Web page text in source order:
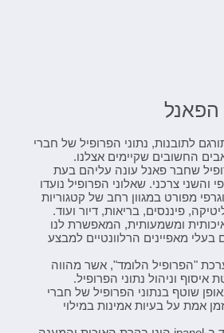
הפאנל
לתובנות, נתוני הפרופיל של חברי
שחבר פאנל עונה עליהם בעת
והשני צרכני. שאלוני הפרופיל נועדו
מפורט במגוון רחב של קטגוריות
פיננסים, בריאות, דיור ועוד.
ומשמעותית, המאפשרת לנו
מאפיינים הרלוונטיים למבצע
"הפרופיל הלומד", אשר מהווה
וניהול נתוני הפרופיל.
שוטף בנתוני הפרופיל של חברי
אמת על בעיות אמינות במילוי